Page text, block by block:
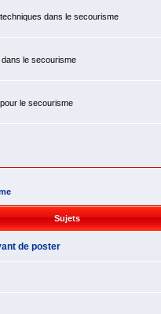
dans le secourisme
le secourisme
le secourisme
Sujets
de poster